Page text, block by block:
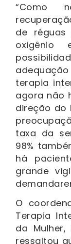
“Como
de
terapia
agora não
direção do
taxa da
98%
há
grande
O
Terapia
da Mulher,
ressaltou